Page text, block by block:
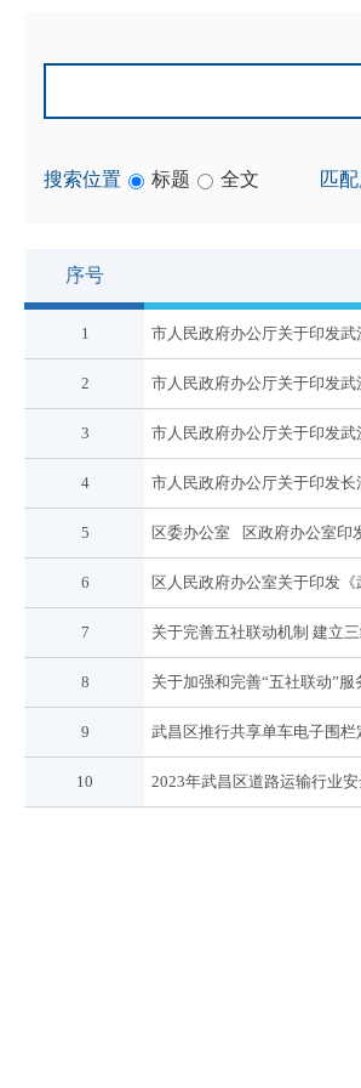
搜索位置 标题 全文 匹
序号
1 市人民政府办公厅关于印发
2 市人民政府办公厅关于印发
3 市人民政府办公厅关于印发
4 市人民政府办公厅关于印发
5 区委办公室 区政府办公室印
6 区人民政府办公室关于印发
7 关于完善五社联动机制 建立
8 关于加强和完善“五社联动”
9 武昌区推行共享单车电子围栏
10 2023年武昌区道路运输行业